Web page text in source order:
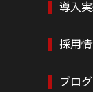
導入
採用
ブログ